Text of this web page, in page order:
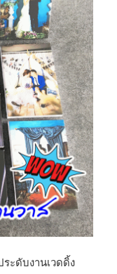
ะดับงานเวดดิ้ง